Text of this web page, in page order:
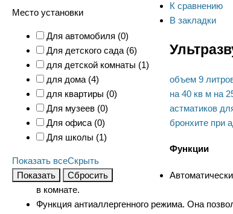
Место установки
Для автомобиля (0)
Для детского сада (6)
для детской комнаты (1)
для дома (4)
для квартиры (0)
Для музеев (0)
Для офиса (0)
Для школы (1)
Показать всеСкрыть
Показать
Сбросить
К сравнению
В закладки
объем 9
на 40 кв м на
астматиков
бронхите при
Функции
в комнате.
Функция антиаллергенного режима. Она